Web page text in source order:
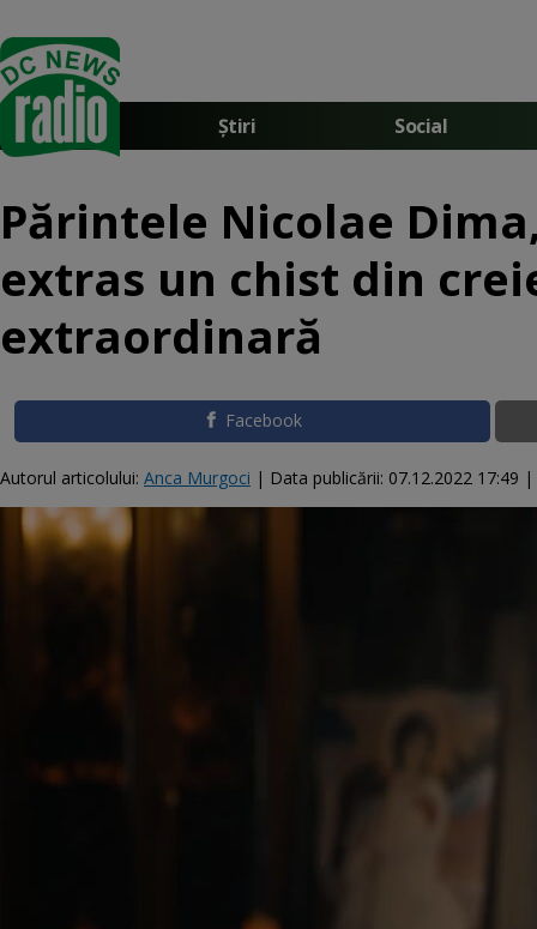
Știri Social
Părintele Nicolae
extras un chist din
extraordinară
Facebook
Autorul articolului: Anca Murgoci | Data publicării: 07.12.2022 17:49 |